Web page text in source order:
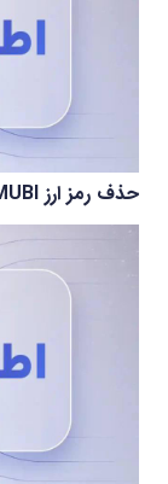
حذف رمز ارز MUBI از لیست ارزهای قابل معامله اوکی اکسچنج